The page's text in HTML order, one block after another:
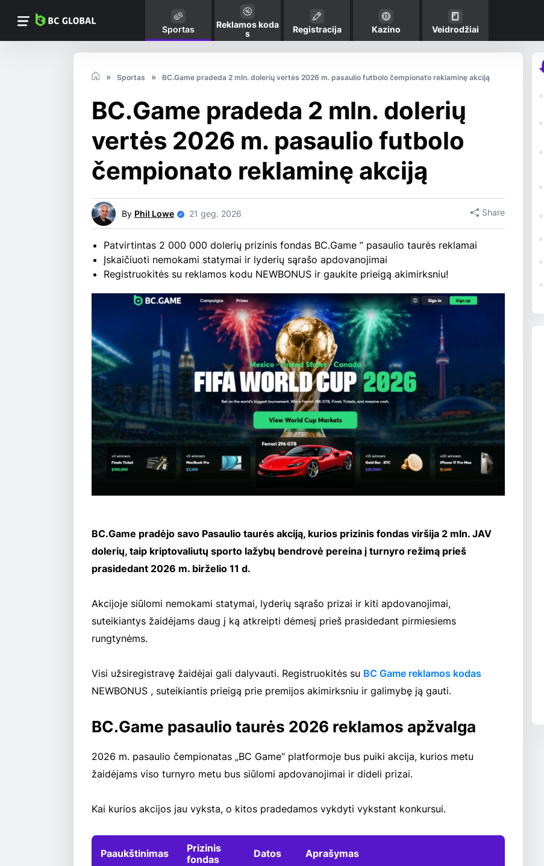
Sportas
Reklamos koda
s
Registracija Kazino Veidrodžiai
Sportas BC.Game pradeda 2 mln. dolerių vertės 2026 m. pasaulio futbolo čempionato reklaminę akciją
BC.Game pradeda 2 mln. dolerių
vertės 2026 m. pasaulio futbolo
čempionato reklaminę akciją
By Phil Lowe 21 geg. 2026 Share
Patvirtintas 2 000 000 dolerių prizinis fondas BC.Game “ pasaulio taurės reklamai
Įskaičiuoti nemokami statymai ir lyderių sąrašo apdovanojimai
Registruokitės su reklamos kodu NEWBONUS ir gaukite prieigą akimirksniu!
BC.Game pradėjo savo Pasaulio taurės akciją, kurios prizinis fondas viršija 2 mln. JAV
dolerių, taip kriptovaliutų sporto lažybų bendrovė pereina į turnyro režimą prieš
prasidedant 2026 m. birželio 11 d.
Akcijoje siūlomi nemokami statymai, lyderių sąrašo prizai ir kiti apdovanojimai,
suteikiantys žaidėjams daug į ką atkreipti dėmesį prieš prasidedant pirmiesiems
rungtynėms.
Visi užsiregistravę žaidėjai gali dalyvauti. Registruokitės su BC Game reklamos kodas
NEWBONUS , suteikiantis prieigą prie premijos akimirksniu ir galimybę ją gauti.
BC.Game pasaulio taurės 2026 reklamos apžvalga
2026 m. pasaulio čempionatas „BC Game“ platformoje bus puiki akcija, kurios metu
žaidėjams viso turnyro metu bus siūlomi apdovanojimai ir dideli prizai.
Kai kurios akcijos jau vyksta, o kitos pradedamos vykdyti vykstant konkursui.
Paaukštinimas
Prizinis
fondas
Datos Aprašymas